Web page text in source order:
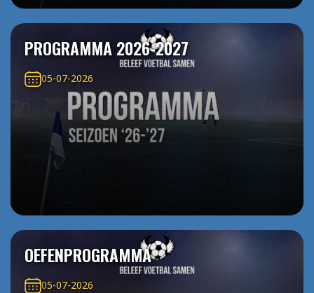
PROGRAMMA 2026-2027
05-07-2026
OEFENPROGRAMMA
05-07-2026